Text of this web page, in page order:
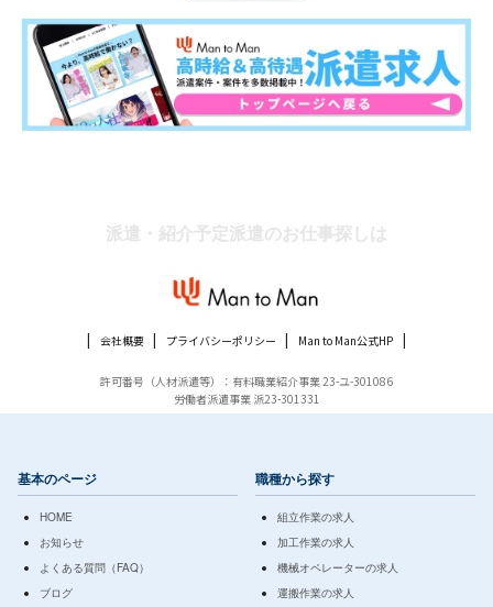
派遣・紹介予定派遣のお仕事探しは
会社概要 プライバシーポリシー Man to Man公式HP
許可番号（人材派遣等）：有料職業紹介事業 23-ユ-301086
労働者派遣事業 派23-301331
基本のページ
HOME
お知らせ
よくある質問（FAQ）
ブログ
職種から探す
組立作業の求人
加工作業の求人
機械オペレーターの求人
運搬作業の求人